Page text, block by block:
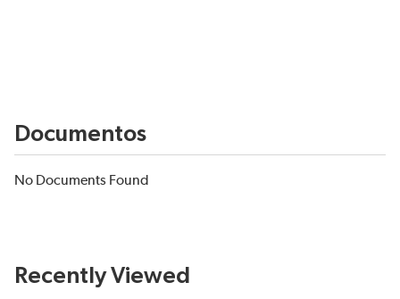
Documentos
No Documents Found
Recently Viewed